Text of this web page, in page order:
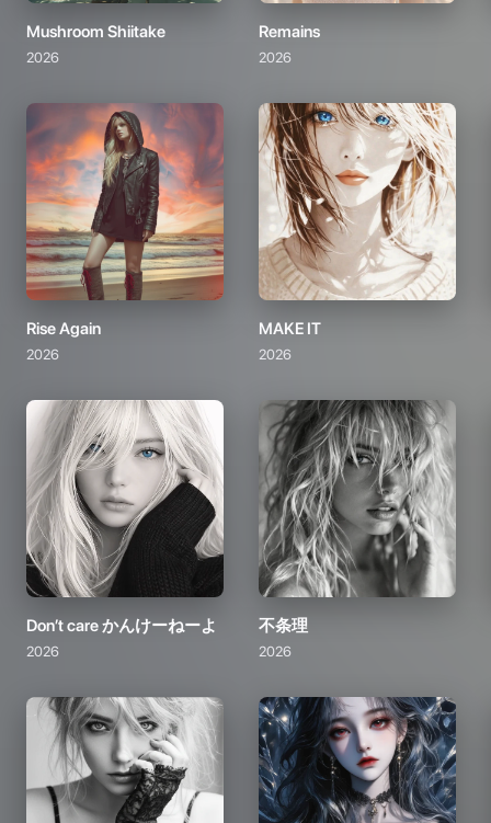
Mushroom Shiitake
2026
Remains
2026
Rise Again
2026
MAKE IT
2026
Don’t care かんけーねーよ
2026
不条理
2026